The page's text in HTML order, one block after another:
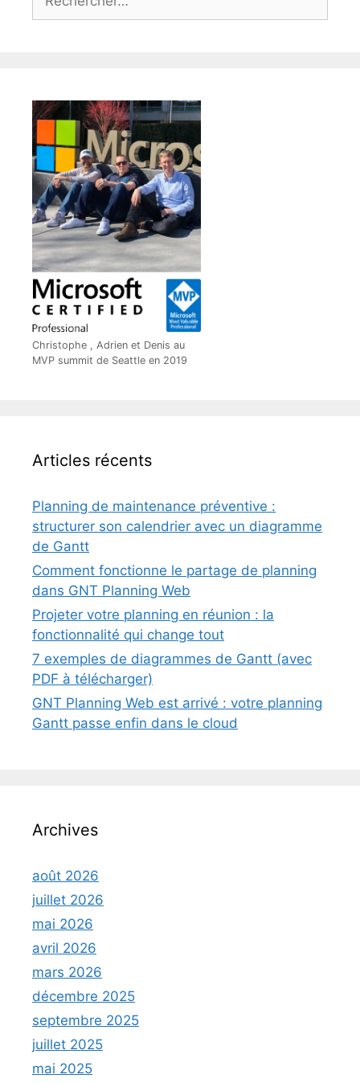
Christophe , Adrien et Denis au
MVP summit de Seattle en 2019
Articles récents
Planning de maintenance préventive :
structurer son calendrier avec un diagramme
de Gantt
Comment fonctionne le partage de planning
dans GNT Planning Web
Projeter votre planning en réunion : la
fonctionnalité qui change tout
7 exemples de diagrammes de Gantt (avec
PDF à télécharger)
GNT Planning Web est arrivé : votre planning
Gantt passe enfin dans le cloud
Archives
août 2026
juillet 2026
mai 2026
avril 2026
mars 2026
décembre 2025
septembre 2025
juillet 2025
mai 2025